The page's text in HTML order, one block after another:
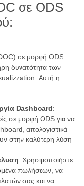
σε ODS
σε μορφή ODS
δυνατότητα των
Αυτή η
Dashboard:
σε μορφή ODS για να
απολογιστικά
στην καλύτερη λύση
: Χρησιμοποιήστε
πωλήσεων, να
σας και να